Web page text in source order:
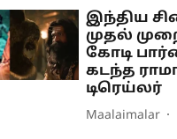
இந்திய
முதல்
கோடி
கடந்த
டிரெய்லர்
Maalaimalar